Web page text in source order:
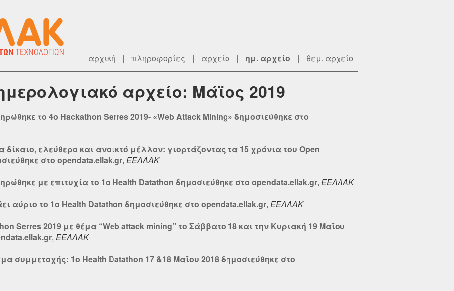
αρχική | πληροφορίες | αρχείο | ημ. αρχείο | θεμ. αρχείο
αρχείο: Μάϊος 2019
το 4o Ηackathon Serres 2019- «Web Attack Mining» δημοσιεύθηκε στο
δίκαιο, ελεύθερο και ανοικτό μέλλον: γιορτάζοντας τα 15 χρόνια του Open
στο opendata.ellak.gr, ΕΕΛΛΑΚ
με επιτυχία το 1ο Health Datathon δημοσιεύθηκε στο opendata.ellak.gr, ΕΕΛΛΑΚ
αύριο το 1ο Ηealth Datathon δημοσιεύθηκε στο opendata.ellak.gr, ΕΕΛΛΑΚ
Serres 2019 με θέμα “Web attack mining” το Σάββατο 18 και την Κυριακή 19 Μαΐου
, ΕΕΛΛΑΚ
συμμετοχής: 1o Ηealth Datathon 17 &18 Μαΐου 2018 δημοσιεύθηκε στο